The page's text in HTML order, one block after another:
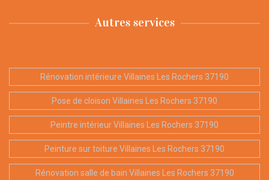
Autres services
Rénovation intérieure Villaines Les Rochers 37190
Pose de cloison Villaines Les Rochers 37190
Peintre intérieur Villaines Les Rochers 37190
Peinture sur toiture Villaines Les Rochers 37190
Rénovation salle de bain Villaines Les Rochers 37190